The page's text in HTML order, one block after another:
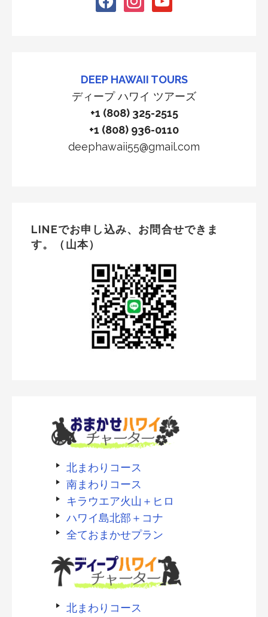
DEEP HAWAII TOURS
ディープ ハワイ ツアーズ
+1 (808) 325-2515
+1 (808) 936-0110
deephawaii55@gmail.com
LINEでお申し込み、お問合せできま
す。（山本）
北まわりコース
南まわりコース
キラウエア火山＋ヒロ
ハワイ島北部＋コナ
全ておまかせプラン
北まわりコース